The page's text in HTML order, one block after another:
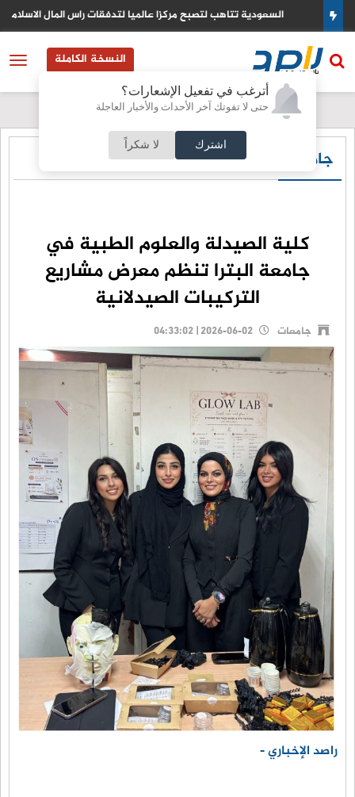
أترغب في تفعيل الإشعارات؟
حتى لا تفوتك آخر الأحداث والأخبار العاجلة
اشترك لا شكراً
السعودية تتاهب لتصبح مركزا عالميا لتدفقات راس المال الاسلامي
النسخة الكاملة
جامعات
كلية الصيدلة والعلوم الطبية في
جامعة البترا تنظم معرض مشاريع
التركيبات الصيدلانية
جامعات
راصد الإخباري -